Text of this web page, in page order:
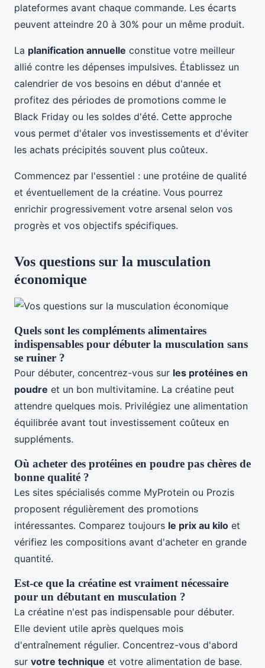
plateformes avant chaque commande. Les écarts
peuvent atteindre 20 à 30% pour un même produit.
La planification annuelle constitue votre meilleur
allié contre les dépenses impulsives. Établissez un
calendrier de vos besoins en début d'année et
profitez des périodes de promotions comme le
Black Friday ou les soldes d'été. Cette approche
vous permet d'étaler vos investissements et d'éviter
les achats précipités souvent plus coûteux.
Commencez par l'essentiel : une protéine de qualité
et éventuellement de la créatine. Vous pourrez
enrichir progressivement votre arsenal selon vos
progrès et vos objectifs spécifiques.
Vos questions sur la musculation
économique
Quels sont les compléments alimentaires
indispensables pour débuter la musculation sans
se ruiner ?
Pour débuter, concentrez-vous sur les protéines en
poudre et un bon multivitamine. La créatine peut
attendre quelques mois. Privilégiez une alimentation
équilibrée avant tout investissement coûteux en
suppléments.
Où acheter des protéines en poudre pas chères de
bonne qualité ?
Les sites spécialisés comme MyProtein ou Prozis
proposent régulièrement des promotions
intéressantes. Comparez toujours le prix au kilo et
vérifiez les compositions avant d'acheter en grande
quantité.
Est-ce que la créatine est vraiment nécessaire
pour un débutant en musculation ?
La créatine n'est pas indispensable pour débuter.
Elle devient utile après quelques mois
d'entraînement régulier. Concentrez-vous d'abord
sur votre technique et votre alimentation de base.